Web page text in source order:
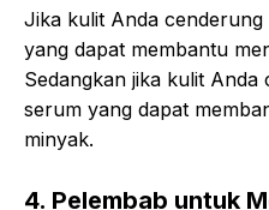
Jika kulit Anda
yang dapat membantu
Sedangkan jika kulit
serum yang dapat
minyak.
4. Pelembab untuk